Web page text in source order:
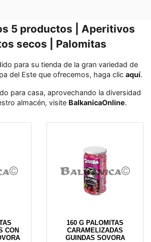
5 productos | Aperitivos
secos | Palomitas
para su tienda de la gran variedad de
del Este que ofrecemos, haga clic aquí․
para casa, aprovechando la diversidad
almacén, visite BalkanicaOnline․
CON
160 G PALOMITAS
CARAMELIZADAS
GUINDAS SOVORA